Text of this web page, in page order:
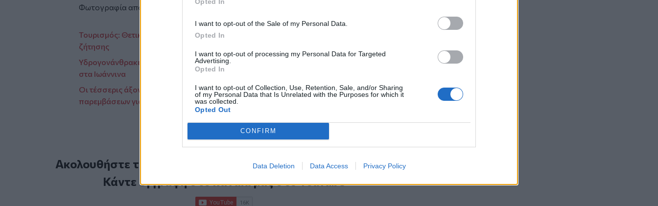
I want to opt-out of the Sale of my Personal Data.
Opted In
I want to opt-out of processing my Personal Data for Targeted
Advertising.
Opted In
I want to opt-out of Collection, Use, Retention, Sale, and/or Sharing
of my Personal Data that Is Unrelated with the Purposes for which it
was collected.
Opted Out
CONFIRM
Data Deletion Data Access Privacy Policy
Φωτογραφία από από το Pixabay
Τουρισμός: Θετικοί οι πρώτοι οιωνοί για το 2025 - Στην Κρήτη τα "σκήπτρα" της
ζήτησης
Υδρογονάνθρακες: Ο νέος επενδυτής, οι αποφάσεις για Κρήτη και το αδιέξοδο
στα Ιωάννινα
Οι τέσσερις άξονες με τα επικρατέστερα σενάρια των κυβερνητικών
παρεμβάσεων για τις τράπεζες
Ακολουθήστε το Cretalive στο Google Newsκαι στοFacebook
Κάντε εγγραφή στο κανάλι μας στοYouTube